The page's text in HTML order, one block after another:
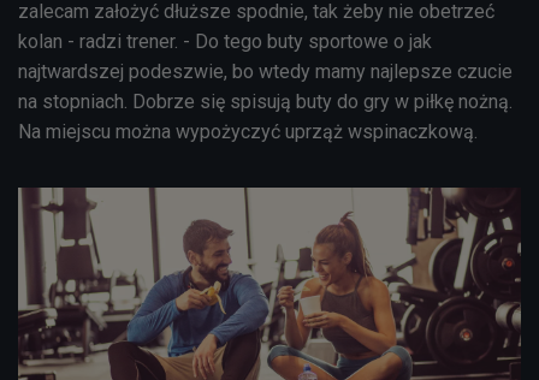
zalecam założyć dłuższe spodnie, tak żeby nie obetrzeć
kolan - radzi trener. - Do tego buty sportowe o jak
najtwardszej podeszwie, bo wtedy mamy najlepsze czucie
na stopniach. Dobrze się spisują buty do gry w piłkę nożną.
Na miejscu można wypożyczyć uprząż wspinaczkową.